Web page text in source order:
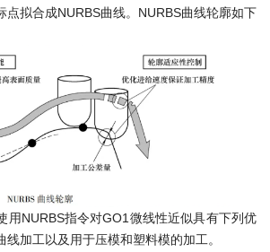
点拟合成NURBS曲线。NURBS曲线轮廓如下
NURBS指令对GO1微线性近似具有下列优
线加工以及用于压模和塑料模的加工。